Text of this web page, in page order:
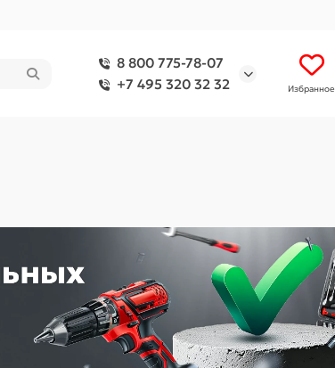
8 800 775-78-07
+7 495 320 32 32
Избранное